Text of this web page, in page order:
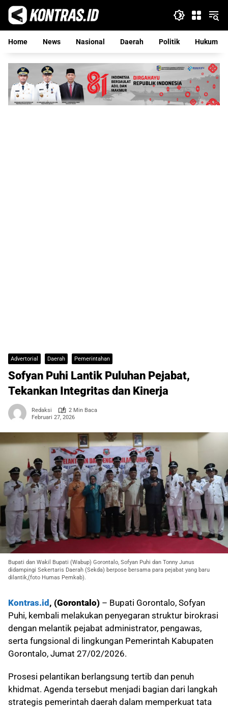
Langsung
konten
Home
News Nasional Daerah Politik Hukum
Advertorial Daerah Pemerintahan
Sofyan Puhi Lantik Puluhan Pejabat,
Tekankan Integritas dan Kinerja
Redaksi
2 Min Baca
Februari 27, 2026
Bupati dan Wakil Bupati (Wabup) Gorontalo, Sofyan Puhi dan Tonny Junus
didampingi Sekertaris Daerah (Sekda) berpose bersama para pejabat yang baru
dilantik,(foto Humas Pemkab).
Kontras.id , (Gorontalo) – Bupati Gorontalo, Sofyan
Puhi, kembali melakukan penyegaran struktur birokrasi
dengan melantik pejabat administrator, pengawas,
serta fungsional di lingkungan Pemerintah Kabupaten
Gorontalo, Jumat 27/02/2026.
Prosesi pelantikan berlangsung tertib dan penuh
khidmat. Agenda tersebut menjadi bagian dari langkah
strategis pemerintah daerah dalam memperkuat tata